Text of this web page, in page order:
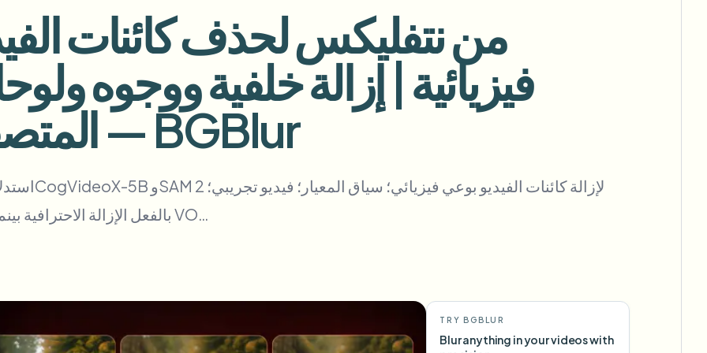
Ecosystem
ذكاء الفيديو
Ask questions and get AI summaries
أتمتة التحميلات والمهام وخطافات
تحدث إلينا عن الحجم والامتثال والتكاملات.
جاهز للحجم الكبير
ذكاء الفيديو
ابحث عن الفيديو وافهمه — Ceptory
فيزيائية | إزالة خلفية ووجوه
وWorkflow المتصفح — BGBlur
وكيف يغطي BgRemover بالفعل الإزالة الاحترافية بينما ندمج أفكاراً من VO…
TRY BGBLUR
Blur anything in your videos with